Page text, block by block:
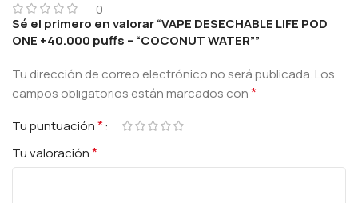
0
Sé el primero en valorar “VAPE DESECHABLE LIFE POD
ONE +40.000 puffs – “COCONUT WATER””
Tu dirección de correo electrónico no será publicada.Los
campos obligatorios están marcados con*
Tu puntuación*
Tu valoración*